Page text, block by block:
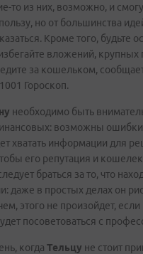
то из них, возможно, и
но от большинства
Кроме того, будьте
вложений, крупных
за кошельком,
Гороскоп.
необходимо быть
возможны
хватать информации для
его репутация и
браться за то, что
даже в простых делах он
этого не произойдет,
посоветоваться с
когда Тельцу не стоит